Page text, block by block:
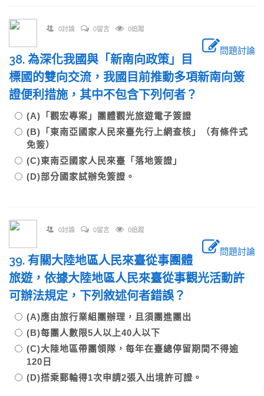
0討論 0留言 0追蹤
問題討論
38. 為深化我國與「新南向政策」目
標國的雙向交流，我國目前推動多項新南向簽
證便利措施，其中不包含下列何者？
(A)「觀宏專案」團體觀光旅遊電子簽證
(B)「東南亞國家人民來臺先行上網查核」（有條件式
免簽）
(C)東南亞國家人民來臺「落地簽證」
(D)部分國家試辦免簽證。
0討論 0留言 0追蹤
問題討論
39. 有關大陸地區人民來臺從事團體
旅遊，依據大陸地區人民來臺從事觀光活動許
可辦法規定，下列敘述何者錯誤？
(A)應由旅行業組團辦理，且須團進團出
(B)每團人數限5人以上40人以下
(C)大陸地區帶團領隊，每年在臺總停留期間不得逾
120日
(D)搭乘郵輪得1次申請2張入出境許可證。